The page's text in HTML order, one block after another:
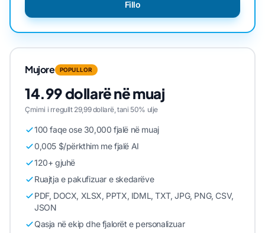
Fillo
Mujore POPULLOR
14.99 dollarë në muaj
Çmimi i rregullt 29,99 dollarë, tani 50% ulje
100 faqe ose 30,000 fjalë në muaj
0,005 $/përkthim me fjalë AI
120+ gjuhë
Ruajtja e pakufizuar e skedarëve
PDF, DOCX, XLSX, PPTX, IDML, TXT, JPG, PNG, CSV,
JSON
Qasja në ekip dhe fjalorët e personalizuar